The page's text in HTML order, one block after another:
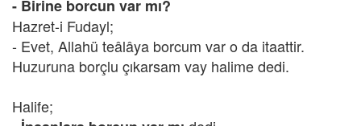
- Birine borcun var mı?
Hazret-i Fudayl;
- Evet, Allahü teâlâya borcum var o da itaattir.
Huzuruna borçlu çıkarsam vay halime dedi.
Halife;